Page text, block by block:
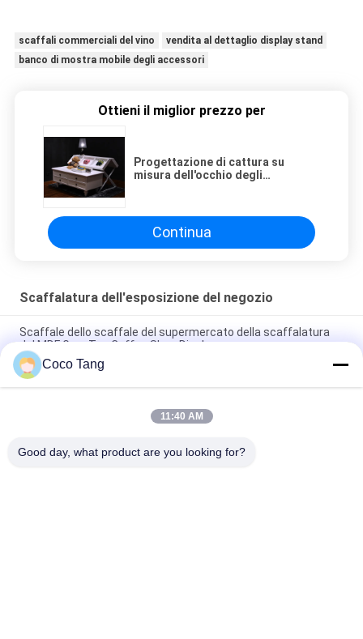
scaffali commerciali del vino
vendita al dettaglio display stand
banco di mostra mobile degli accessori
Ottieni il miglior prezzo per
Progettazione di cattura su
misura dell'occhio degli
dell'esposizione del negozio
Continua
Scaffalatura dell'esposizione del negozio
Scaffale dello scaffale del supermercato della scaffalatura
del MDF Grey Tea Coffee Shop Display
Le grandi statue comperano puntelli visivi dell'esposizione di
vendita della statua della scaffalatura FRP dell'esposizione
Banchi di mostra/scaffali esposizione al minuto abbastanza
Coco Tang
11:40 AM
Good day, what product are you looking for?